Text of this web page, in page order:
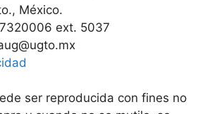
México.
ext. 5037
ser reproducida con fines no